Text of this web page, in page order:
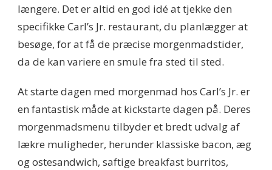
længere. Det er altid en god idé at tjekke den
specifikke Carl’s Jr. restaurant, du planlægger at
besøge, for at få de præcise morgenmadstider,
da de kan variere en smule fra sted til sted.
At starte dagen med morgenmad hos Carl’s Jr. er
en fantastisk måde at kickstarte dagen på. Deres
morgenmadsmenu tilbyder et bredt udvalg af
lækre muligheder, herunder klassiske bacon, æg
og ostesandwich, saftige breakfast burritos,